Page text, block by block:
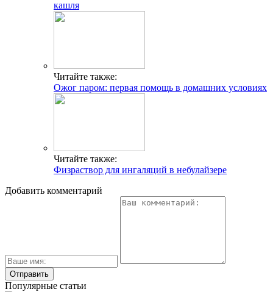
кашля
Читайте также:
Ожог паром: первая помощь в домашних условиях
Читайте также:
Физраствор для ингаляций в небулайзере
Добавить комментарий
Популярные статьи